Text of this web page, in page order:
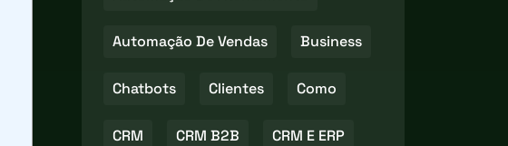
Automação De Vendas Business
Chatbots Clientes Como
CRM CRM B2B CRM E ERP